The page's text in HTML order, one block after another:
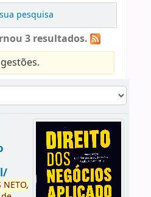
pesquisa
3 resultados.
NETO,